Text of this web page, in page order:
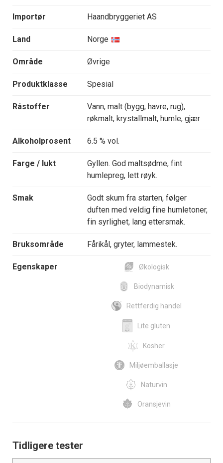
Importør Haandbryggeriet AS
Land Norge
Område Øvrige
Produktklasse Spesial
Råstoffer
Vann, malt (bygg, havre, rug),
røkmalt, krystallmalt, humle, gjær
Alkoholprosent 6.5 % vol.
Farge / lukt
Gyllen. God maltsødme, fint
humlepreg, lett røyk.
Smak
Godt skum fra starten, følger
duften med veldig fine humletoner,
fin syrlighet, lang ettersmak.
Bruksområde Fårikål, gryter, lammestek.
Egenskaper Økologisk
Biodynamisk
Rettferdig handel
Lite gluten
Kosher
Miljøemballasje
Naturvin
Oransjevin
Tidligere tester